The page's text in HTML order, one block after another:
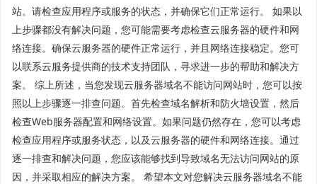
站。请检查应用程序或服务的状态，并确保它们正常运行。 如果以
上步骤都没有解决问题，您可能需要考虑检查云服务器的硬件和网
络连接。确保云服务器的硬件正常运行，并且网络连接稳定。您可
以联系云服务提供商的技术支持团队，寻求进一步的帮助和解决方
案。 综上所述，当您发现云服务器域名不能访问网站时，您可以按
照以上步骤逐一排查问题。首先检查域名解析和防火墙设置，然后
检查Web服务器配置和网络设置。如果问题仍然存在，您可以考虑
检查应用程序或服务状态，以及云服务器的硬件和网络连接。通过
逐一排查和解决问题，您应该能够找到导致域名无法访问网站的原
因，并采取相应的解决方案。 希望本文对您解决云服务器域名不能